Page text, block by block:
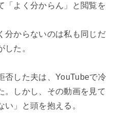
よく分からん」と閲覧を
からないのは私も同じだ
した。
した夫は、YouTubeで冷
。しかし、その動画を見て
い」と頭を抱える。